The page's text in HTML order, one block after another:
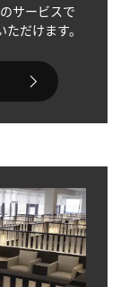
サービスで
だけます。